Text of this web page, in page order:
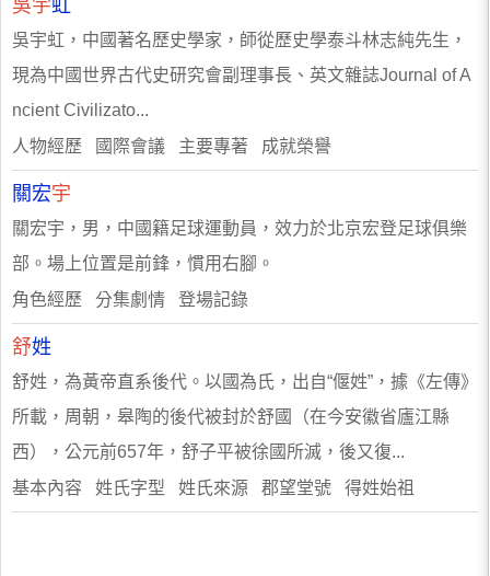
吳宇虹
吳宇虹，中國著名歷史學家，師從歷史學泰斗林志純先生，
現為中國世界古代史研究會副理事長、英文雜誌Journal of A
ncient Civilizato...
人物經歷 國際會議 主要專著 成就榮譽
關宏宇
關宏宇，男，中國籍足球運動員，效力於北京宏登足球俱樂
部。場上位置是前鋒，慣用右腳。
角色經歷 分集劇情 登場記錄
舒姓
舒姓，為黃帝直系後代。以國為氏，出自“偃姓”，據《左傳》
所載，周朝，皋陶的後代被封於舒國（在今安徽省廬江縣
西），公元前657年，舒子平被徐國所滅，後又復...
基本內容 姓氏字型 姓氏來源 郡望堂號 得姓始祖